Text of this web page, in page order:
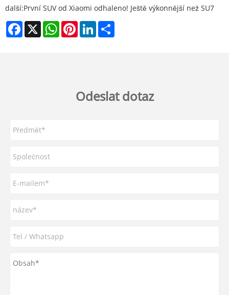
další:První SUV od Xiaomi odhaleno! Ještě výkonnější než SU7
Facebook
X WhatsAppPinterestLinkedIn
Odeslat dotaz